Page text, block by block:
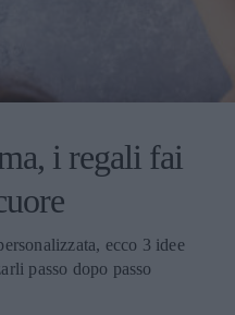
i regali fai
ecco 3 idee
passo dopo passo